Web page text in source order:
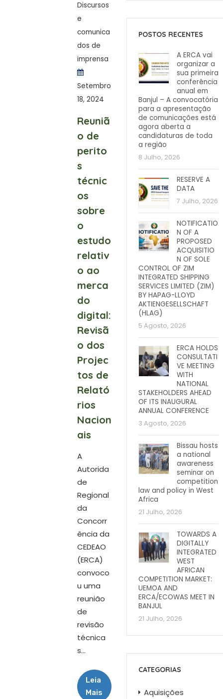
Discursos
e
comunica
dos de
imprensa
Setembro
18, 2024
Reuniã
o de
perito
s
técnic
os
sobre
o
estudo
relativ
o ao
merca
do
digital:
Revisã
o dos
Projec
tos de
Relató
rios
Nacion
ais
A
Autorida
de
Regional
da
Concorr
ência da
CEDEAO
(ERCA)
convoco
u uma
reunião
de
revisão
técnica
s...
Leia
Mais
POSTOS RECENTES
A ERCA vai
organizar a
sua primeira
conferência
anual em
Banjul – A convocatória
para a apresentação
de comunicações está
agora aberta a
candidaturas de toda
a região
8 Julho, 2026
RESERVE A
DATA
7 Julho, 2026
NOTIFICATIO
N OF A
PROPOSED
ACQUISITIO
N OF SOLE
CONTROL OF ZIM
INTEGRATED SHIPPING
SERVICES LIMITED (ZIM)
BY HAPAG-LLOYD
AKTIENGESELLSCHAFT
(HLAG)
5 Agosto, 2026
ERCA HOLDS
CONSULTATI
VE MEETING
WITH
NATIONAL
STAKEHOLDERS AHEAD
OF ITS INAUGURAL
ANNUAL CONFERENCE
3 Agosto, 2026
Bissau hosts
a national
awareness
seminar on
competition
law and policy in West
Africa
21 Julho, 2026
TOWARDS A
DIGITALLY
INTEGRATED
WEST
AFRICAN
COMPETITION MARKET:
UEMOA AND
ERCA/ECOWAS MEET IN
BANJUL
21 Julho, 2026
CATEGORIAS
Aquisições